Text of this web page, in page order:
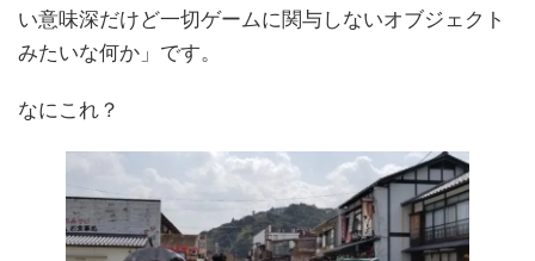
い意味深だけど一切ゲームに関与しないオブジェクト
みたいな何か」です。
なにこれ？